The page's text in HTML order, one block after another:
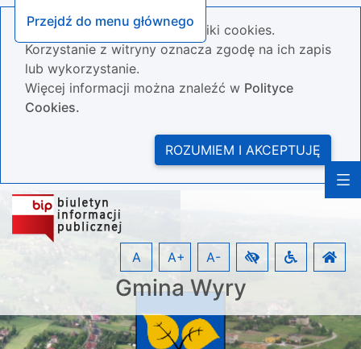
Przejdź do menu głównego
Nasza strona wykorzystuje pliki cookies.
Korzystanie z witryny oznacza zgodę na ich zapis
lub wykorzystanie.
Więcej informacji można znaleźć w Polityce
Cookies.
ROZUMIEM I AKCEPTUJĘ
Gmina Wyry
A A+ A-